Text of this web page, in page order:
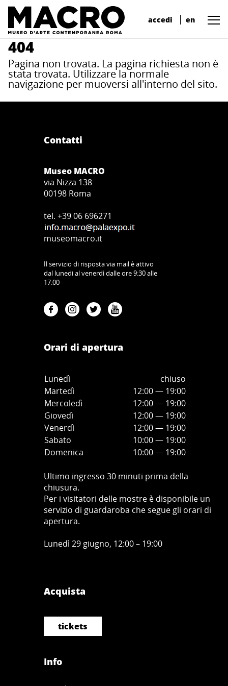
accedi en
404
Pagina non trovata. La pagina richiesta non è
stata trovata. Utilizzare la normale
navigazione per muoversi all'interno del sito.
Contatti
Museo MACRO
via Nizza 138
00198 Roma
tel. +39 06 696271
museomacro.it
Il servizio di risposta via mail è attivo
dal lunedi al venerdì dalle ore 9:30 alle
17:00
Orari di apertura
Lunedì
chiuso
Martedì
12:00 — 19:00
Mercoledì
12:00— 19:00
Giovedì
12:00— 19:00
Venerdì
12:00— 19:00
Sabato
10:00— 19:00
Domenica
10:00— 19:00
Ultimo ingresso 30 minuti prima della
chiusura.
Per i visitatori delle mostre è disponibile un
servizio di guardaroba che segue gli orari di
apertura.
Lunedì 29 giugno, 12:00 – 19:00
Acquista
tickets
Info